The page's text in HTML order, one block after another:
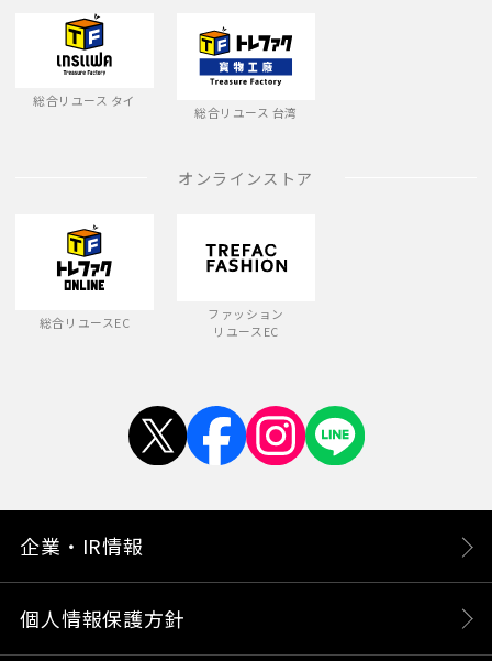
総合リユース タイ
総合リユース 台湾
オンラインストア
総合リユースEC
ファッション
リユースEC
企業・IR情報
個人情報保護方針